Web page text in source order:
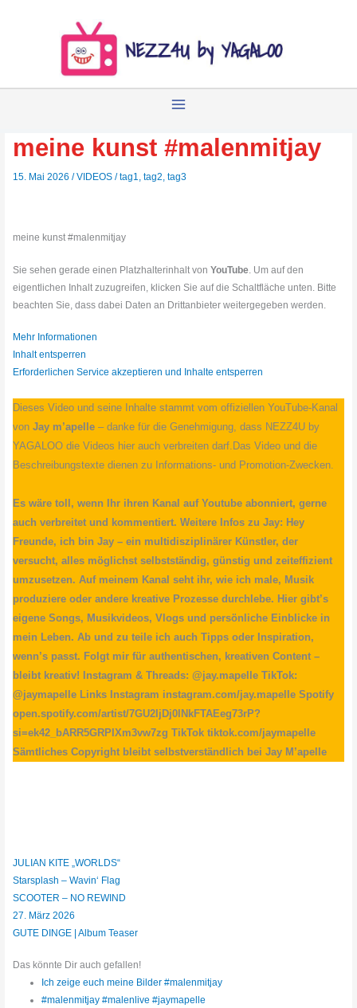
meine kunst #malenmitjay
15. Mai 2026/VIDEOS /tag1,tag2,tag3
meine kunst #malenmitjay
Sie sehen gerade einen Platzhalterinhalt vonYouTube . Um auf den
eigentlichen Inhalt zuzugreifen, klicken Sie auf die Schaltfläche unten. Bitte
beachten Sie, dass dabei Daten an Drittanbieter weitergegeben werden.
Mehr Informationen
Inhalt entsperren
Erforderlichen Service akzeptieren und Inhalte entsperren
Dieses Video und seine Inhalte stammt vom offiziellen YouTube-Kanal
vonJay m’apelle – danke für die Genehmigung, dass NEZZ4U by
YAGALOO die Videos hier auch verbreiten darf.Das Video und die
Beschreibungstexte dienen zu Informations- und Promotion-Zwecken.
Es wäre toll, wenn Ihr ihren Kanal auf Youtube abonniert, gerne
auch verbreitet und kommentiert. Weitere Infos zu Jay: Hey
Freunde, ich bin Jay – ein multidisziplinärer Künstler, der
versucht, alles möglichst selbstständig, günstig und zeiteffizient
umzusetzen. Auf meinem Kanal seht ihr, wie ich male, Musik
produziere oder andere kreative Prozesse durchlebe. Hier gibt’s
eigene Songs, Musikvideos, Vlogs und persönliche Einblicke in
mein Leben. Ab und zu teile ich auch Tipps oder Inspiration,
wenn’s passt. Folgt mir für authentischen, kreativen Content –
bleibt kreativ! Instagram & Threads: @jay.mapelle TikTok:
@jaymapelle Links Instagram instagram.com/jay.mapelle Spotify
open.spotify.com/artist/7GU2IjDj0lNkFTAEeg73rP?
si=ek42_bARR5GRPIXm3vw7zg TikTok tiktok.com/jaymapelle
Sämtliches Copyright bleibt selbstverständlich bei Jay M’apelle
JULIAN KITE „WORLDS“
Starsplash – Wavin‘ Flag
SCOOTER – NO REWIND
27. März 2026
GUTE DINGE | Album Teaser
Das könnte Dir auch gefallen!
Ich zeige euch meine Bilder #malenmitjay
#malenmitjay #malenlive #jaymapelle